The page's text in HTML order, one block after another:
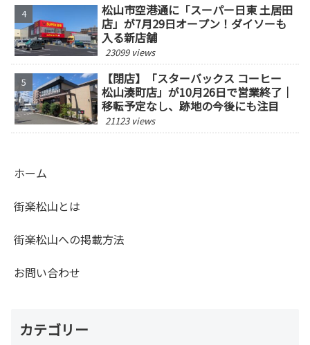
松山市空港通に「スーパー日東 土居田
店」が7月29日オープン！ダイソーも
入る新店舗
23099 views
【閉店】「スターバックス コーヒー
松山湊町店」が10月26日で営業終了｜
移転予定なし、跡地の今後にも注目
21123 views
ホーム
街楽松山とは
街楽松山への掲載方法
お問い合わせ
カテゴリー